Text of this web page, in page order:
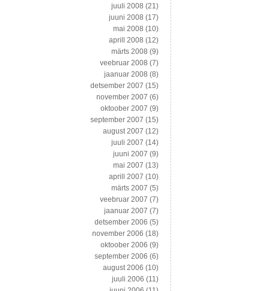
juuli 2008 (21)
juuni 2008 (17)
mai 2008 (10)
aprill 2008 (12)
märts 2008 (9)
veebruar 2008 (7)
jaanuar 2008 (8)
detsember 2007 (15)
november 2007 (6)
oktoober 2007 (9)
september 2007 (15)
august 2007 (12)
juuli 2007 (14)
juuni 2007 (9)
mai 2007 (13)
aprill 2007 (10)
märts 2007 (5)
veebruar 2007 (7)
jaanuar 2007 (7)
detsember 2006 (5)
november 2006 (18)
oktoober 2006 (9)
september 2006 (6)
august 2006 (10)
juuli 2006 (11)